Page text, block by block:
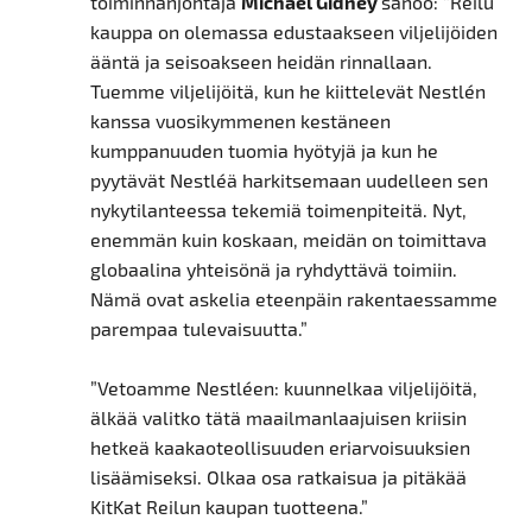
kauppa on olemassa edustaakseen viljelijöiden
ääntä ja seisoakseen heidän rinnallaan.
Tuemme viljelijöitä, kun he kiittelevät Nestlén
kanssa vuosikymmenen kestäneen
kumppanuuden tuomia hyötyjä ja kun he
pyytävät Nestléä harkitsemaan uudelleen sen
nykytilanteessa tekemiä toimenpiteitä. Nyt,
enemmän kuin koskaan, meidän on toimittava
globaalina yhteisönä ja ryhdyttävä toimiin.
Nämä ovat askelia eteenpäin rakentaessamme
parempaa tulevaisuutta.”
”Vetoamme Nestléen: kuunnelkaa viljelijöitä,
älkää valitko tätä maailmanlaajuisen kriisin
hetkeä kaakaoteollisuuden eriarvoisuuksien
lisäämiseksi. Olkaa osa ratkaisua ja pitäkää
KitKat Reilun kaupan tuotteena.”